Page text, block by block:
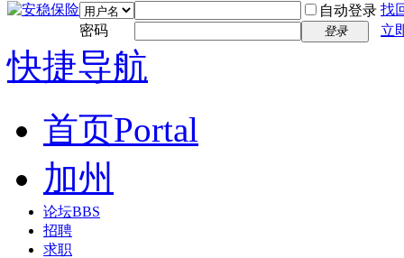
自动登录 找
密码
登录 立
快捷导航
首页Portal
加州
论坛BBS
招聘
求职